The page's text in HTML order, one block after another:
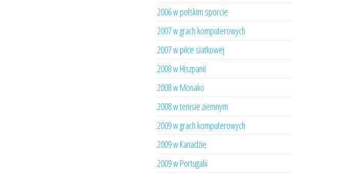
2006 w polskim sporcie
2007 w grach komputerowych
2007 w piłce siatkowej
2008 w Hiszpanii
2008 w Monako
2008 w tenisie ziemnym
2009 w grach komputerowych
2009 w Kanadzie
2009 w Portugalii